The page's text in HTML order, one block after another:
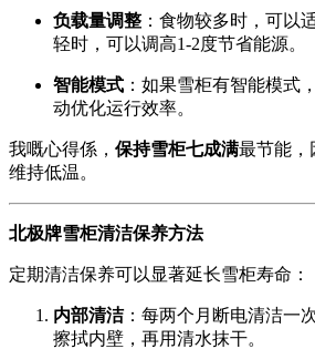
负载量调整 ：食物较多时，可以
轻时，可以调高1-2度节省能源。
智能模式 ：如果雪柜有智能模式
动优化运行效率。
我嘅心得係， 保持雪柜七成满最节能，
维持低温。
北极牌雪柜清洁保养方法
定期清洁保养可以显著延长雪柜寿命：
内部清洁：每两个月断电清洁一
擦拭内壁，再用清水抹干。